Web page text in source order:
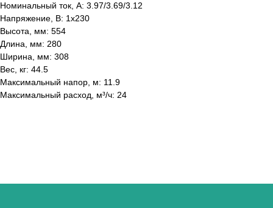
Номинальный ток, А: 3.97/3.69/3.12
Напряжение, В: 1x230
Высота, мм: 554
Длина, мм: 280
Ширина, мм: 308
Вес, кг: 44.5
Максимальный напор, м: 11.9
Максимальный расход, м³/ч: 24